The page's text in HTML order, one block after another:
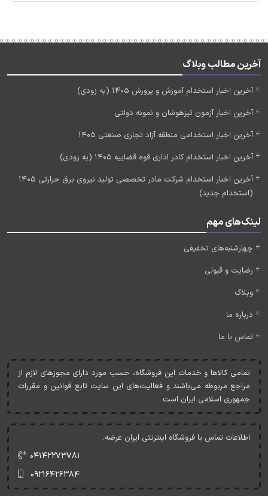
آخرین مطالب وبلاگ
آخرین اخبار استخدام آموزش و پرورش 1405 (به زودی)
آخرین اخبار آزمون تیزهوشان و نمونه دولتی
آخرین اخبار استخدامی منطقه آزاد تجاری صنعتی 1405
آخرین اخبار استخدام کادر اداری قوه قضاییه 1405 (به زودی)
آخرین اخبار استخدام شرکت مادر تخصصی تولید نیروی برق حرارتی 1405
(استخدام جدید)
لینک‌های مهم
چهارشنبه‌های تخفیفی
رضایت و قبولی
وبلاگ
درباره ما
تماس با ما
تمامی کالاها و خدمات اين فروشگاه، حسب مورد دارای مجوزهای لازم از
مراجع مربوطه می‌باشند و فعاليت‌های اين سايت تابع قوانين و مقررات
جمهوری اسلامی ايران است.
اطلاعات تماس با فروشگاه اینترنتی ایران عرضه:
۰۴۱۴۲۲۷۳۷۸۱
۰۹۲۱۶۴۲۶۳۸۴